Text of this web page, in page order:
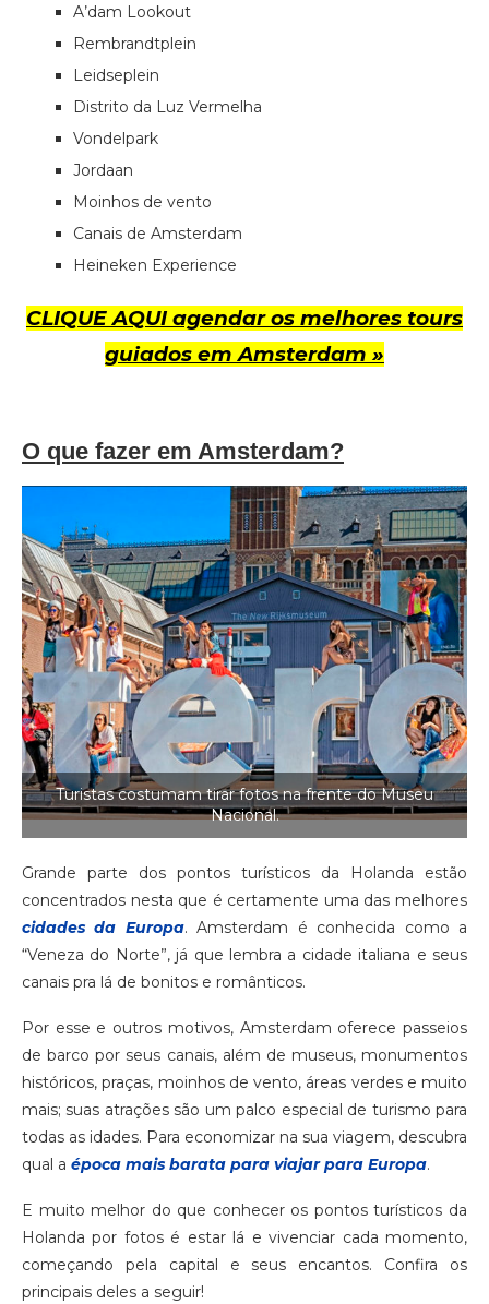
A’dam Lookout
Rembrandtplein
Leidseplein
Distrito da Luz Vermelha
Vondelpark
Jordaan
Moinhos de vento
Canais de Amsterdam
Heineken Experience
CLIQUE AQUI agendar os melhores tours
guiados em Amsterdam »
O que fazer em Amsterdam?
Turistas costumam tirar fotos na frente do Museu
Nacional.
Grande parte dos pontos turísticos da Holanda estão
concentrados nesta que é certamente uma das melhores
cidades da Europa. Amsterdam é conhecida como a
“Veneza do Norte”, já que lembra a cidade italiana e seus
canais pra lá de bonitos e românticos.
Por esse e outros motivos, Amsterdam oferece passeios
de barco por seus canais, além de museus, monumentos
históricos, praças, moinhos de vento, áreas verdes e muito
mais; suas atrações são um palco especial de turismo para
todas as idades. Para economizar na sua viagem, descubra
qual a época mais barata para viajar para Europa.
E muito melhor do que conhecer os pontos turísticos da
Holanda por fotos é estar lá e vivenciar cada momento,
começando pela capital e seus encantos. Confira os
principais deles a seguir!